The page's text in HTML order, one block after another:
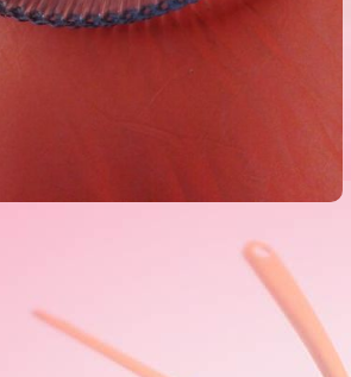
پلو خوری دیاموند 5000 فروش